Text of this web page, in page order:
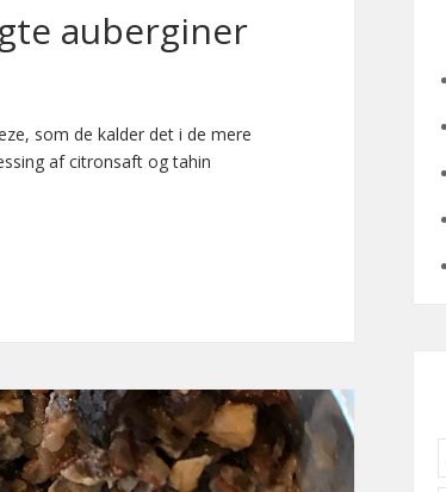
auberginer
som de kalder det i de mere
af citronsaft og tahin